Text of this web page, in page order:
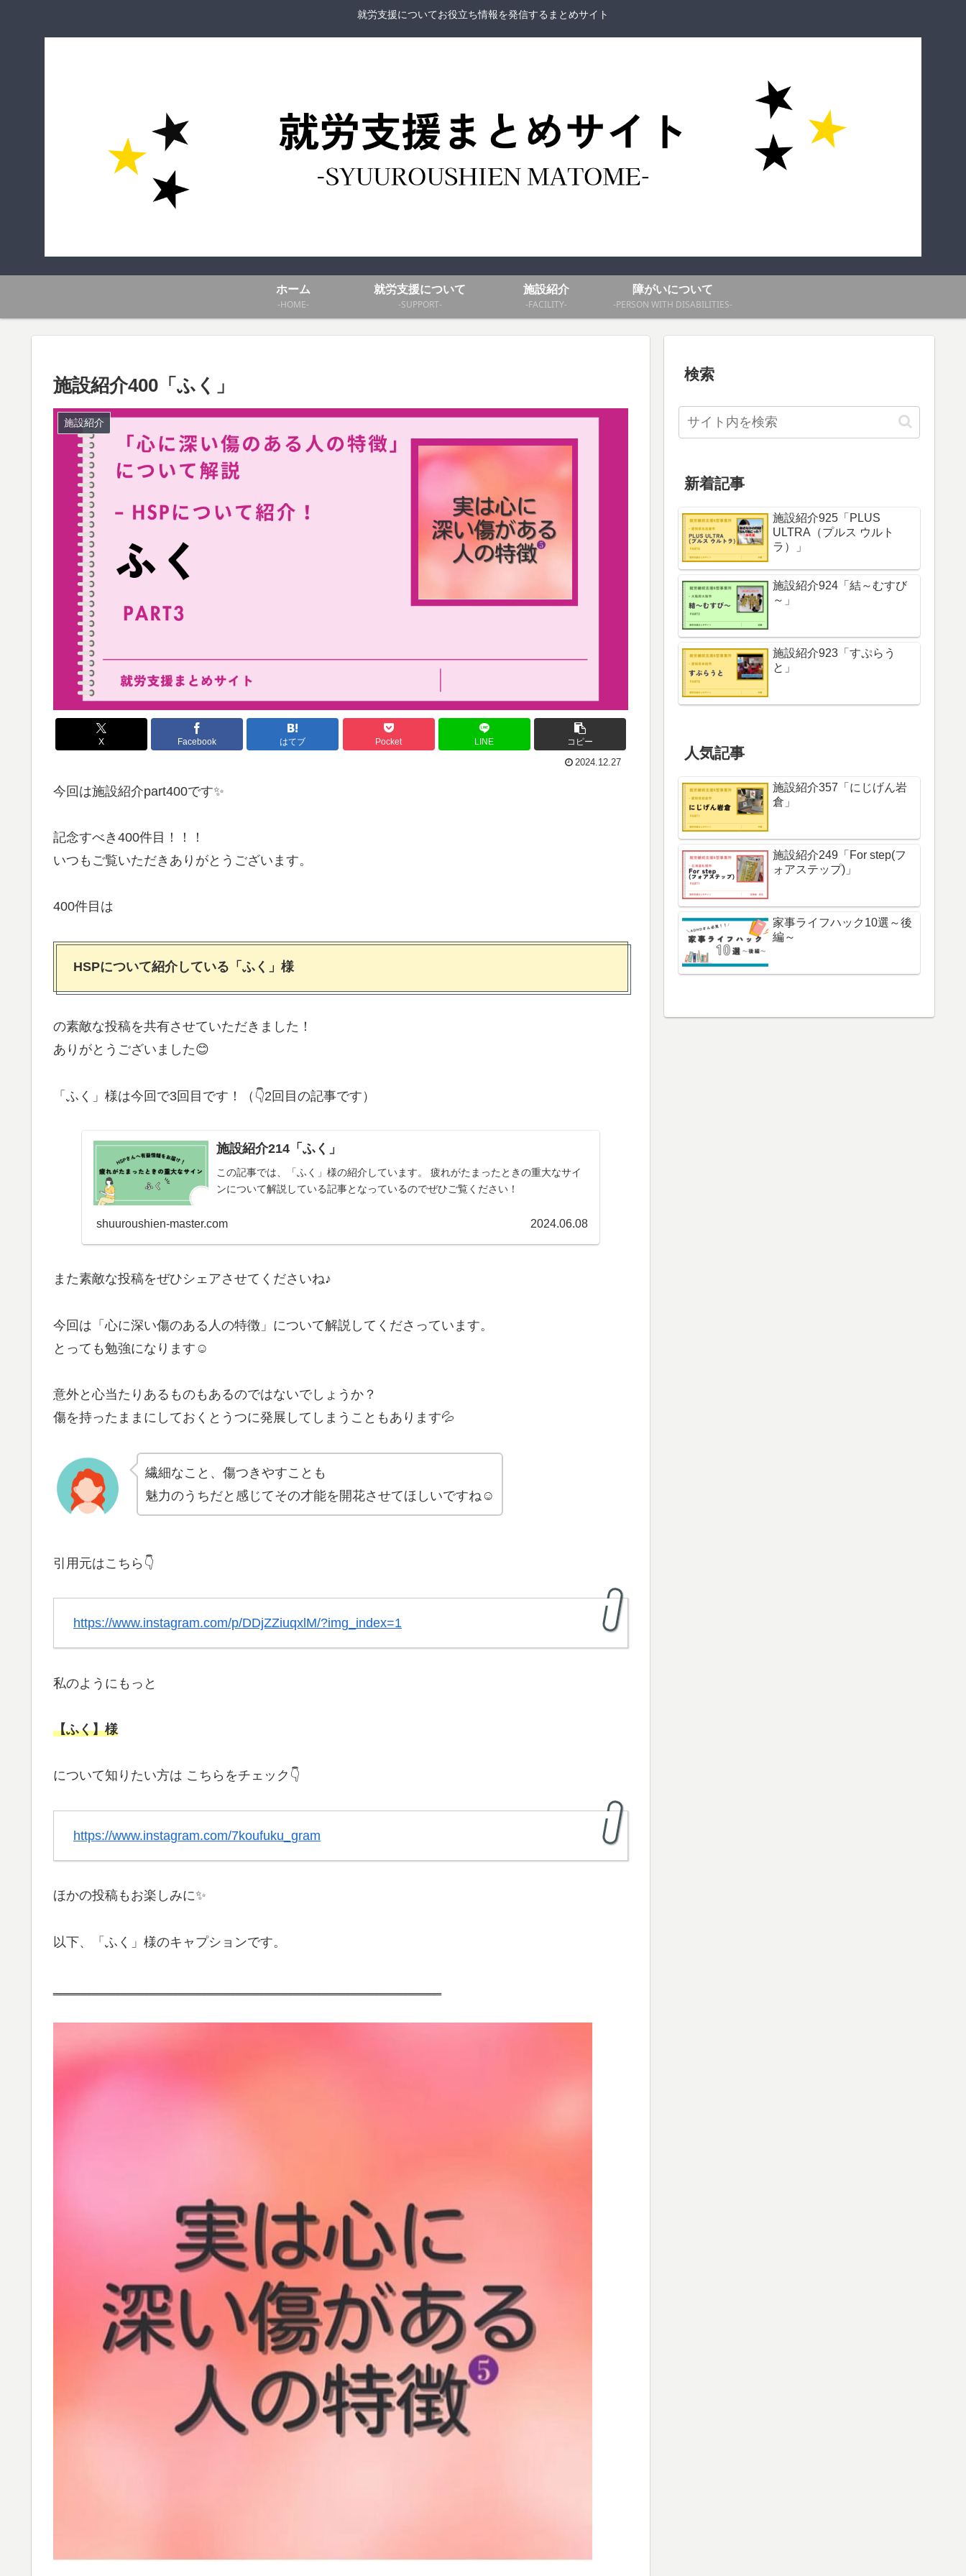
就労支援についてお役立ち情報を発信するまとめサイト
ホーム
-HOME-
就労支援について
-SUPPORT-
施設紹介
-FACILITY-
障がいについて
-PERSON WITH DISABILITIES-
施設紹介400「ふく」
施設紹介
X Facebook はてブ Pocket LINE コピー
2024.12.27
今回は施設紹介part400です✨
記念すべき400件目！！！
いつもご覧いただきありがとうございます。
400件目は
HSPについて紹介している「ふく」様
の素敵な投稿を共有させていただきました！
ありがとうございました😊
「ふく」様は今回で3回目です！（👇2回目の記事です）
施設紹介214「ふく」
この記事では、「ふく」様の紹介しています。 疲れがたまったときの重大なサイ
ンについて解説している記事となっているのでぜひご覧ください！
shuuroushien-master.com 2024.06.08
また素敵な投稿をぜひシェアさせてくださいね♪
今回は「心に深い傷のある人の特徴」について解説してくださっています。
とっても勉強になります☺
意外と心当たりあるものもあるのではないでしょうか？
傷を持ったままにしておくとうつに発展してしまうこともあります💦
繊細なこと、傷つきやすことも
魅力のうちだと感じてその才能を開花させてほしいですね☺
引用元はこちら👇
https://www.instagram.com/p/DDjZZiuqxlM/?img_index=1
私のようにもっと
【ふく】様
について知りたい方は こちらをチェック👇
https://www.instagram.com/7koufuku_gram
ほかの投稿もお楽しみに✨
以下、「ふく」様のキャプションです。
検索
新着記事
施設紹介925「PLUS
ULTRA（プルス ウルト
ラ）」
施設紹介924「結～むすび
～」
施設紹介923「すぷらう
と」
人気記事
施設紹介357「にじげん岩
倉」
施設紹介249「For step(フ
ォアステップ)」
家事ライフハック10選～後
編～